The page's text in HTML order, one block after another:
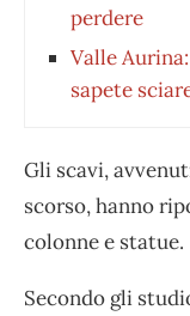
perdere
Valle
sapete
Gli scavi,
scorso, hanno
colonne e statue.
Secondo gli